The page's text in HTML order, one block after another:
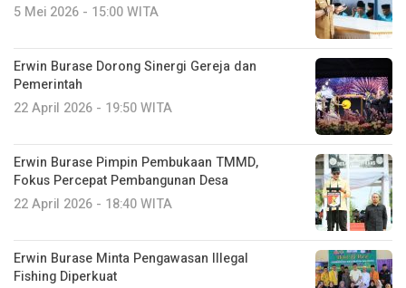
5 Mei 2026 - 15:00 WITA
Erwin Burase Dorong Sinergi Gereja dan
Pemerintah
22 April 2026 - 19:50 WITA
Erwin Burase Pimpin Pembukaan TMMD,
Fokus Percepat Pembangunan Desa
22 April 2026 - 18:40 WITA
Erwin Burase Minta Pengawasan Illegal
Fishing Diperkuat